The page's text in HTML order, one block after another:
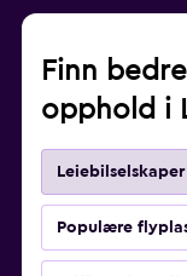
Finn
opphold i
Leiebilselskaper
Populære